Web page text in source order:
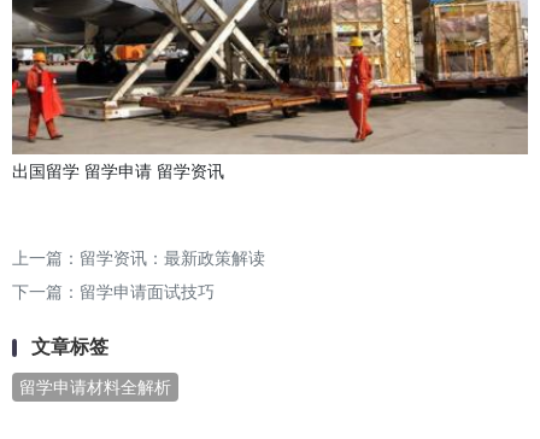
出国留学 留学申请 留学资讯
上一篇： 留学资讯：最新政策解读
下一篇： 留学申请面试技巧
文章标签
留学申请材料全解析